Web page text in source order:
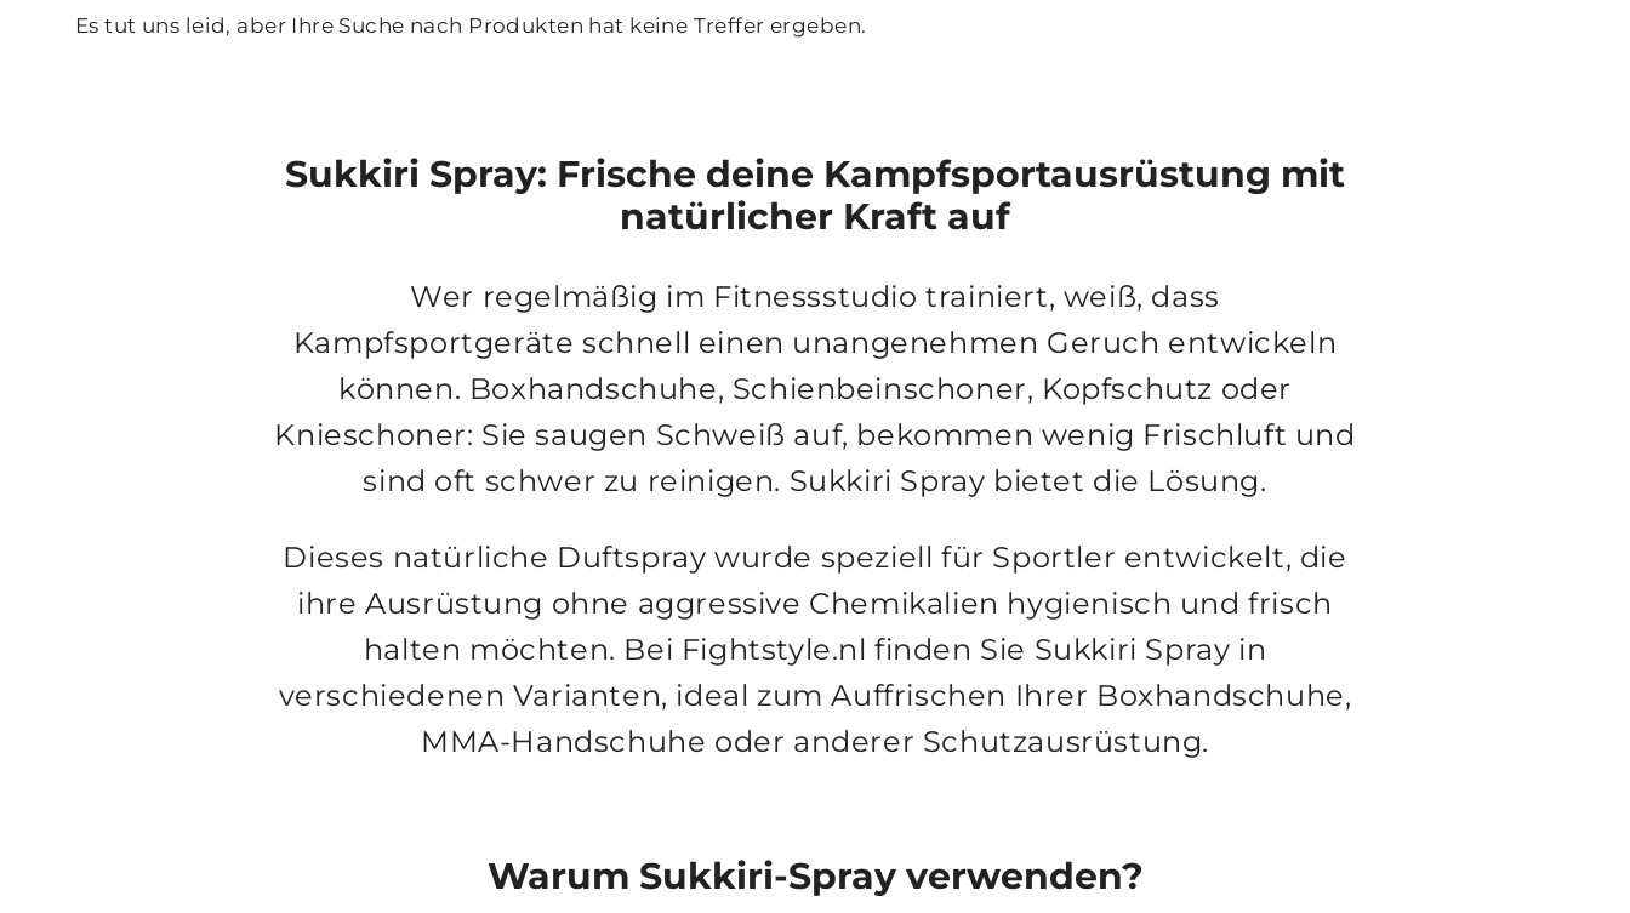
Es tut uns leid, aber Ihre Suche nach Produkten hat keine Treffer ergeben.
Sukkiri Spray: Frische deine Kampfsportausrüstung mit
natürlicher Kraft auf
Wer regelmäßig im Fitnessstudio trainiert, weiß, dass
Kampfsportgeräte schnell einen unangenehmen Geruch entwickeln
können. Boxhandschuhe, Schienbeinschoner, Kopfschutz oder
Knieschoner: Sie saugen Schweiß auf, bekommen wenig Frischluft und
sind oft schwer zu reinigen. Sukkiri Spray bietet die Lösung.
Dieses natürliche Duftspray wurde speziell für Sportler entwickelt, die
ihre Ausrüstung ohne aggressive Chemikalien hygienisch und frisch
halten möchten. Bei Fightstyle.nl finden Sie Sukkiri Spray in
verschiedenen Varianten, ideal zum Auffrischen Ihrer Boxhandschuhe,
MMA-Handschuhe oder anderer Schutzausrüstung.
Warum Sukkiri-Spray verwenden?